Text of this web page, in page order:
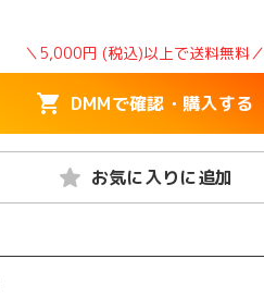
＼5,000円 (税込)以上で送料無料／
DMMで確認・購入する
お気に入りに追加